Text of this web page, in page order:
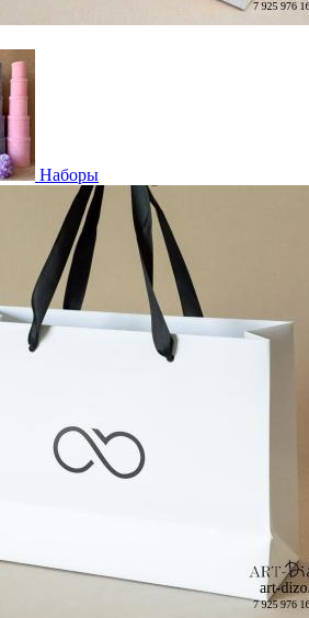
Наборы